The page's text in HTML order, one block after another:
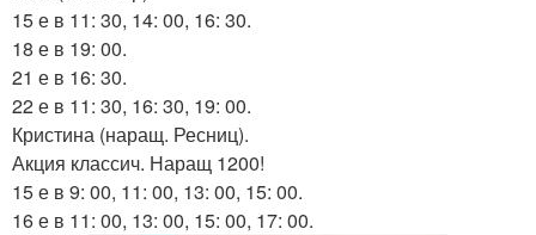
15 е в 11: 30, 14: 00, 16: 30.
18 е в 19: 00.
21 е в 16: 30.
22 е в 11: 30, 16: 30, 19: 00.
Кристина (наращ. Ресниц).
Акция классич. Наращ 1200!
15 е в 9: 00, 11: 00, 13: 00, 15: 00.
16 е в 11: 00, 13: 00, 15: 00, 17: 00.